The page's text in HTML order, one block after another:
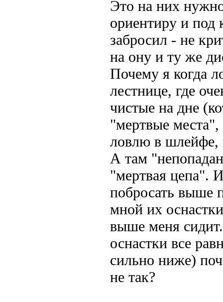
Это на них
ориентиру и под
забросил - не
на ону и ту же
Почему я когда
лестнице, где
чистые на дне
"мертвые
ловлю в шлейфе,
А там
"мертвая цепа".
побросать выше
мной их
выше меня
оснастки все
сильно ниже)
не так?